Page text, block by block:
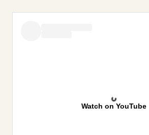
Watch on YouTube